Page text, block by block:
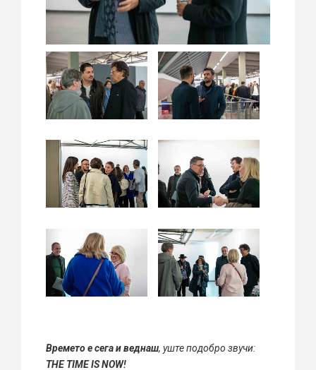
Времето е сега и веднаш, уште подобро звучи:
THE TIME IS NOW!